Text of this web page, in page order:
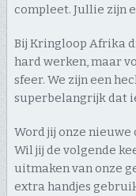
compleet. Jullie zijn
​Bij Kringloop Afrika
hard werken, maar
sfeer. We zijn een
superbelangrijk dat
​Word jij onze nieuwe
Wil jij de volgende
uitmaken van onze
extra handjes